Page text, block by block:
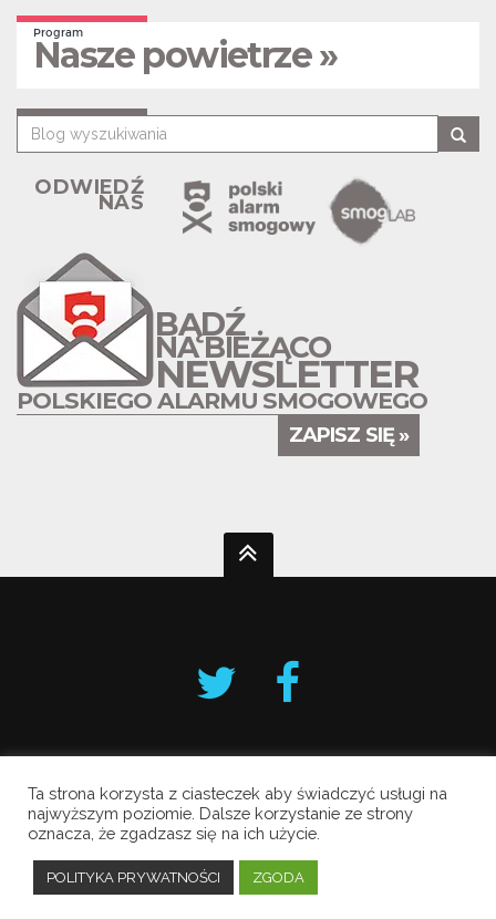
Program
Nasze powietrze »
ODWIEDŹ
NAS
BĄDŹ
NA BIEŻĄCO
NEWSLETTER
POLSKIEGO ALARMU SMOGOWEGO
ZAPISZ SIĘ »
Krakowski Alarm Smogowy
Copyright © 2019 All Rights Reserved.
Polityka prywatności
Ta strona korzysta z ciasteczek aby świadczyć usługi na
najwyższym poziomie. Dalsze korzystanie ze strony
oznacza, że zgadzasz się na ich użycie.
POLITYKA PRYWATNOŚCI ZGODA